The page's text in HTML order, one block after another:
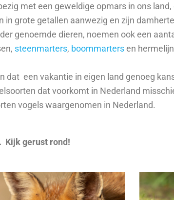
met een geweldige opmars in ons
grote getallen aanwezig en zijn
genoemde dieren, noemen ook een
steenmarters, boommarters en
dat een vakantie in eigen land genoeg
dat voorkomt in Nederland
vogels waargenomen in Nederland.
Kijk gerust rond!